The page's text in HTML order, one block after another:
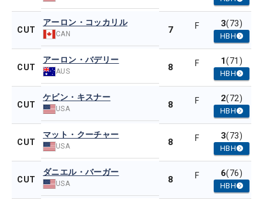
CUT
アーロン・コッカリル
CAN 7 F 3(73)
HBH
CUT
アーロン・バデリー
AUS 8 F 1(71)
HBH
CUT
ケビン・キスナー
USA 8 F 2(72)
HBH
CUT
マット・クーチャー
USA 8 F 3(73)
HBH
CUT
ダニエル・バーガー
USA 8 F 6(76)
HBH